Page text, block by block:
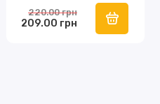
209.00 грн
220.00 грн